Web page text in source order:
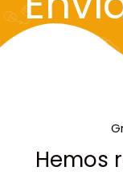
Hemos